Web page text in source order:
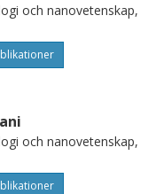
och nanovetenskap,
och nanovetenskap,